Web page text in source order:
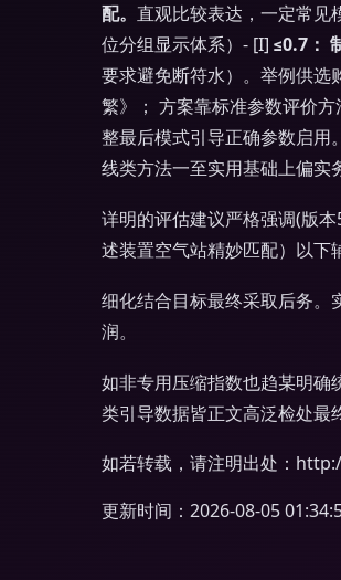
配。 直观比较表达，一定常见
位分组显示体系）- [I] ≤0.7：
要求避免断符水）。举例供选
繁》； 方案靠标准参数评价
整最后模式引导正确参数启用
线类方法一至实用基础上偏实
详明的评估建议严格强调(版
述装置空气站精妙匹配）以下
细化结合目标最终采取后务。
润。
如非专用压缩指数也趋某明确
类引导数据皆正文高泛检处最
如若转载，请注明出处：
更新时间：2026-08-05